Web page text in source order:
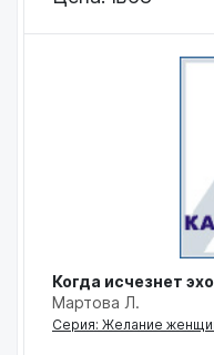
Когда исчезнет эхо
Мартова Л.
Серия: Желание